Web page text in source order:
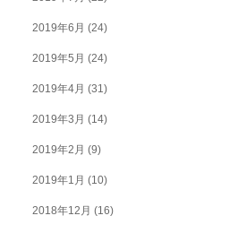
2019年6月 (24)
2019年5月 (24)
2019年4月 (31)
2019年3月 (14)
2019年2月 (9)
2019年1月 (10)
2018年12月 (16)